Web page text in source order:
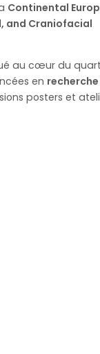
Continental
and Craniofacial
au cœur du
en
posters et